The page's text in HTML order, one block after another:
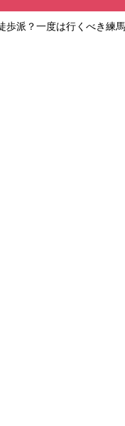
歩派？一度は行くべき練